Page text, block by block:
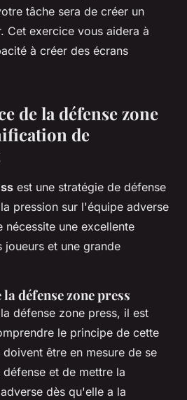
tâche sera de créer un
Cet exercice vous aidera à
à créer des écrans
de la défense zone
de
est une stratégie de défense
pression sur l'équipe adverse
nécessite une excellente
et une grande
défense zone press
défense zone press, il est
le principe de cette
être en mesure de se
et de mettre la
dès qu'elle a la